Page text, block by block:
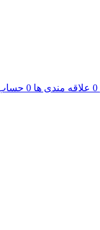
0 علاقه مندی ها 0